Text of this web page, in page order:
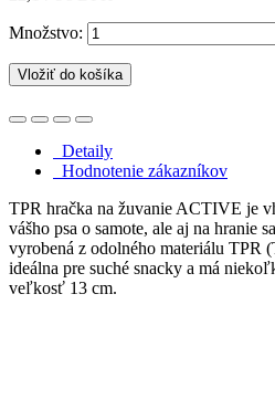
Množstvo:
Vložiť do košíka
Detaily
Hodnotenie zákazníkov
TPR hračka na žuvanie ACTIVE je
vášho psa o samote, ale aj na hranie
vyrobená z odolného materiálu TPR
ideálna pre suché snacky a má
veľkosť 13 cm.